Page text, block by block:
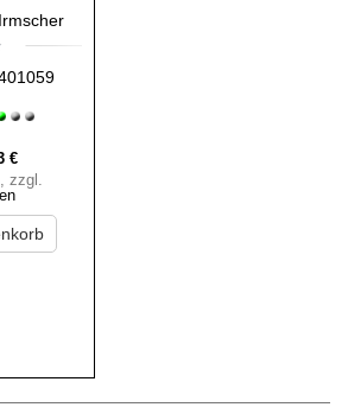
€
, zzgl.